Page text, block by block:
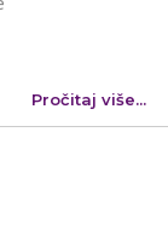
Pročitaj više...